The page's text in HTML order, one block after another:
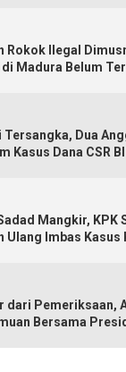
Rokok Ilegal
Madura Belum
Tersangka, Dua
Kasus Dana CSR
Mangkir, KPK
Ulang Imbas Kasus
dari Pemeriksaan,
Bersama